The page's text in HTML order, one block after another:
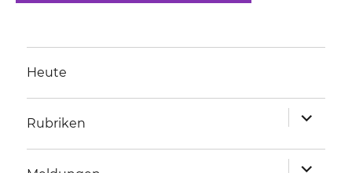
Heute
Rubriken
anzeigen